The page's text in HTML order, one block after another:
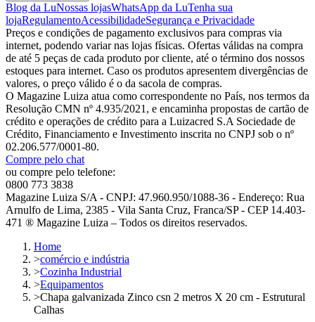
Blog da LuNossas lojasWhatsApp da LuTenha sua
lojaRegulamentoAcessibilidadeSegurança e Privacidade
Preços e condições de pagamento exclusivos para compras via
internet, podendo variar nas lojas físicas. Ofertas válidas na compra
de até 5 peças de cada produto por cliente, até o término dos nossos
estoques para internet. Caso os produtos apresentem divergências de
valores, o preço válido é o da sacola de compras.
O Magazine Luiza atua como correspondente no País, nos termos da
Resolução CMN nº 4.935/2021, e encaminha propostas de cartão de
crédito e operações de crédito para a Luizacred S.A Sociedade de
Crédito, Financiamento e Investimento inscrita no CNPJ sob o nº
02.206.577/0001-80.
Compre pelo chat
ou compre pelo telefone:
0800 773 3838
Magazine Luiza S/A - CNPJ: 47.960.950/1088-36 - Endereço: Rua
Arnulfo de Lima, 2385 - Vila Santa Cruz, Franca/SP - CEP 14.403-
471 ® Magazine Luiza – Todos os direitos reservados.
Home
>comércio e indústria
>Cozinha Industrial
>Equipamentos
>Chapa galvanizada Zinco csn 2 metros X 20 cm - Estrutural
Calhas